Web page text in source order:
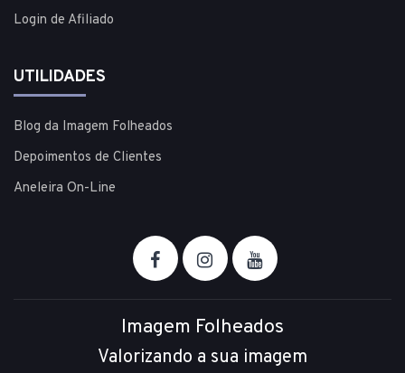
Login de Afiliado
UTILIDADES
Blog da Imagem Folheados
Depoimentos de Clientes
Aneleira On-Line
Imagem Folheados
Valorizando a sua imagem